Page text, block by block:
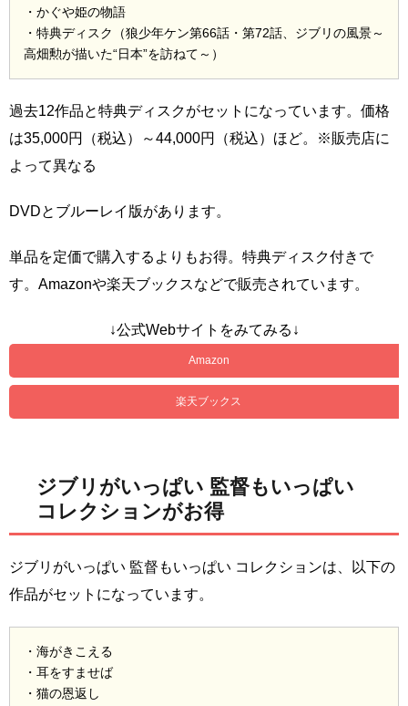
・かぐや姫の物語
・特典ディスク（狼少年ケン第66話・第72話、ジブリの風景～
高畑勲が描いた“日本”を訪ねて～）
過去12作品と特典ディスクがセットになっています。価格
は35,000円（税込）～44,000円（税込）ほど。※販売店に
よって異なる
DVDとブルーレイ版があります。
単品を定価で購入するよりもお得。特典ディスク付きで
す。Amazonや楽天ブックスなどで販売されています。
↓公式Webサイトをみてみる↓
Amazon
楽天ブックス
ジブリがいっぱい 監督もいっぱい
コレクションがお得
ジブリがいっぱい 監督もいっぱい コレクションは、以下の
作品がセットになっています。
・海がきこえる
・耳をすませば
・猫の恩返し